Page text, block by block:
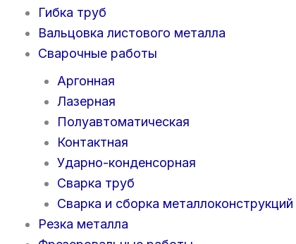
Гибка труб
Вальцовка листового металла
Сварочные работы
Аргонная
Лазерная
Полуавтоматическая
Контактная
Ударно-конденсорная
Сварка труб
Сварка и сборка металлоконструкций
Резка металла